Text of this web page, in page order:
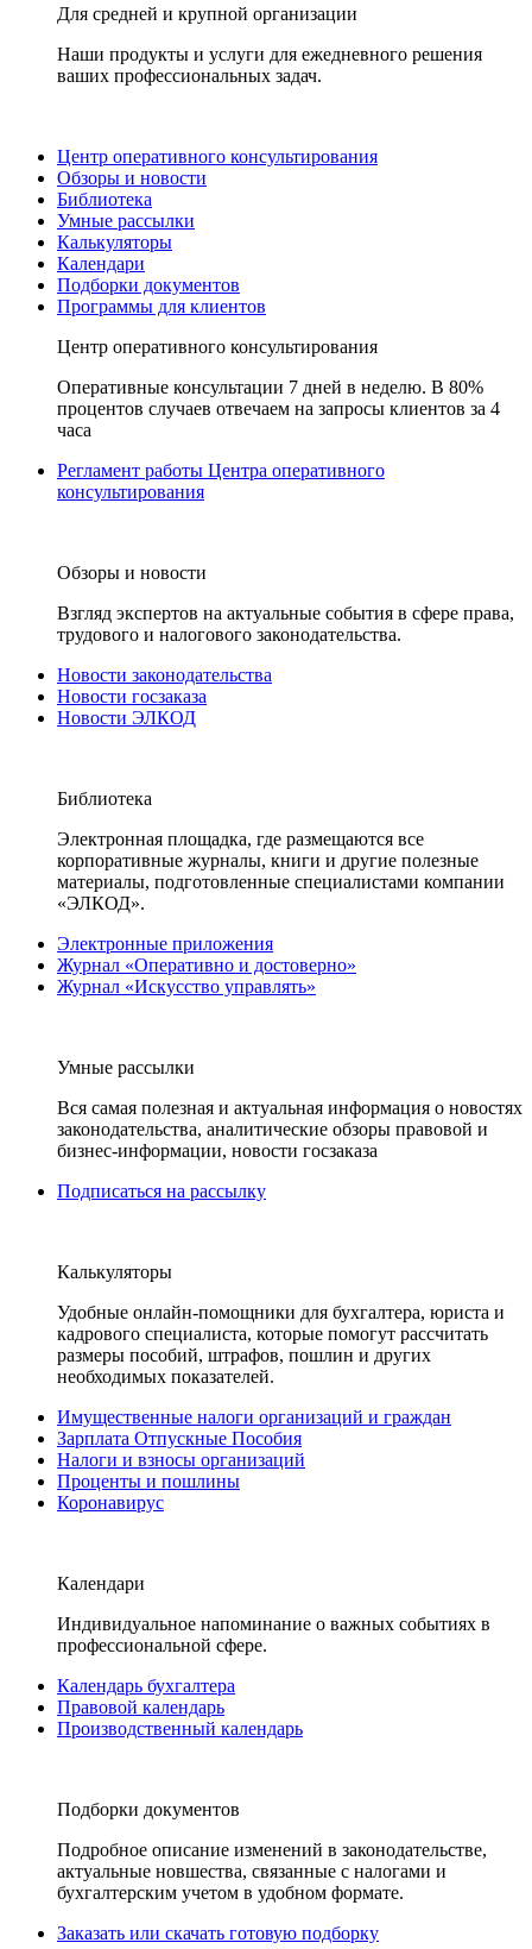
Для средней и крупной организации
Наши продукты и услуги для ежедневного решения
ваших профессиональных задач.
Центр оперативного консультирования
Обзоры и новости
Библиотека
Умные рассылки
Калькуляторы
Календари
Подборки документов
Программы для клиентов
Центр оперативного консультирования
Оперативные консультации 7 дней в неделю. В 80%
процентов случаев отвечаем на запросы клиентов за 4
часа
Регламент работы Центра оперативного
консультирования
Обзоры и новости
Взгляд экспертов на актуальные события в сфере права,
трудового и налогового законодательства.
Новости законодательства
Новости госзаказа
Новости ЭЛКОД
Библиотека
Электронная площадка, где размещаются все
корпоративные журналы, книги и другие полезные
материалы, подготовленные специалистами компании
«ЭЛКОД».
Электронные приложения
Журнал «Оперативно и достоверно»
Журнал «Искусство управлять»
Умные рассылки
Вся самая полезная и актуальная информация о новостях
законодательства, аналитические обзоры правовой и
бизнес-информации, новости госзаказа
Подписаться на рассылку
Калькуляторы
Удобные онлайн-помощники для бухгалтера, юриста и
кадрового специалиста, которые помогут рассчитать
размеры пособий, штрафов, пошлин и других
необходимых показателей.
Имущественные налоги организаций и граждан
Зарплата Отпускные Пособия
Налоги и взносы организаций
Проценты и пошлины
Коронавирус
Календари
Индивидуальное напоминание о важных событиях в
профессиональной сфере.
Календарь бухгалтера
Правовой календарь
Производственный календарь
Подборки документов
Подробное описание изменений в законодательстве,
актуальные новшества, связанные с налогами и
бухгалтерским учетом в удобном формате.
Заказать или скачать готовую подборку